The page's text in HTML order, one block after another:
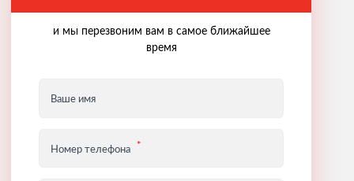
и мы перезвоним вам в самое ближайшее
время
Ваше имя
Номер телефона